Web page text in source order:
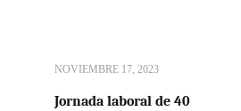
NOVIEMBRE 17, 2023
Jornada laboral de 40